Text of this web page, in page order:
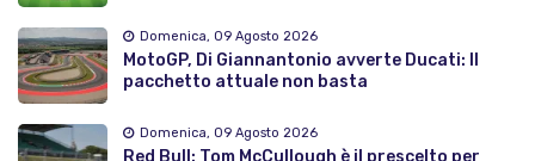
Domenica, 09 Agosto 2026
MotoGP, Di Giannantonio avverte Ducati: Il
pacchetto attuale non basta
Domenica, 09 Agosto 2026